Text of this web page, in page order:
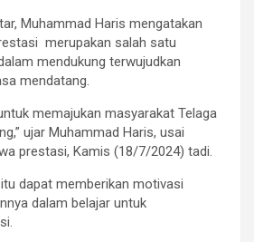
Muhammad Haris mengatakan
merupakan salah satu
mendukung terwujudkan
mendatang.
memajukan masyarakat Telaga
ujar Muhammad Haris, usai
prestasi, Kamis (18/7/2024) tadi.
dapat memberikan motivasi
dalam belajar untuk